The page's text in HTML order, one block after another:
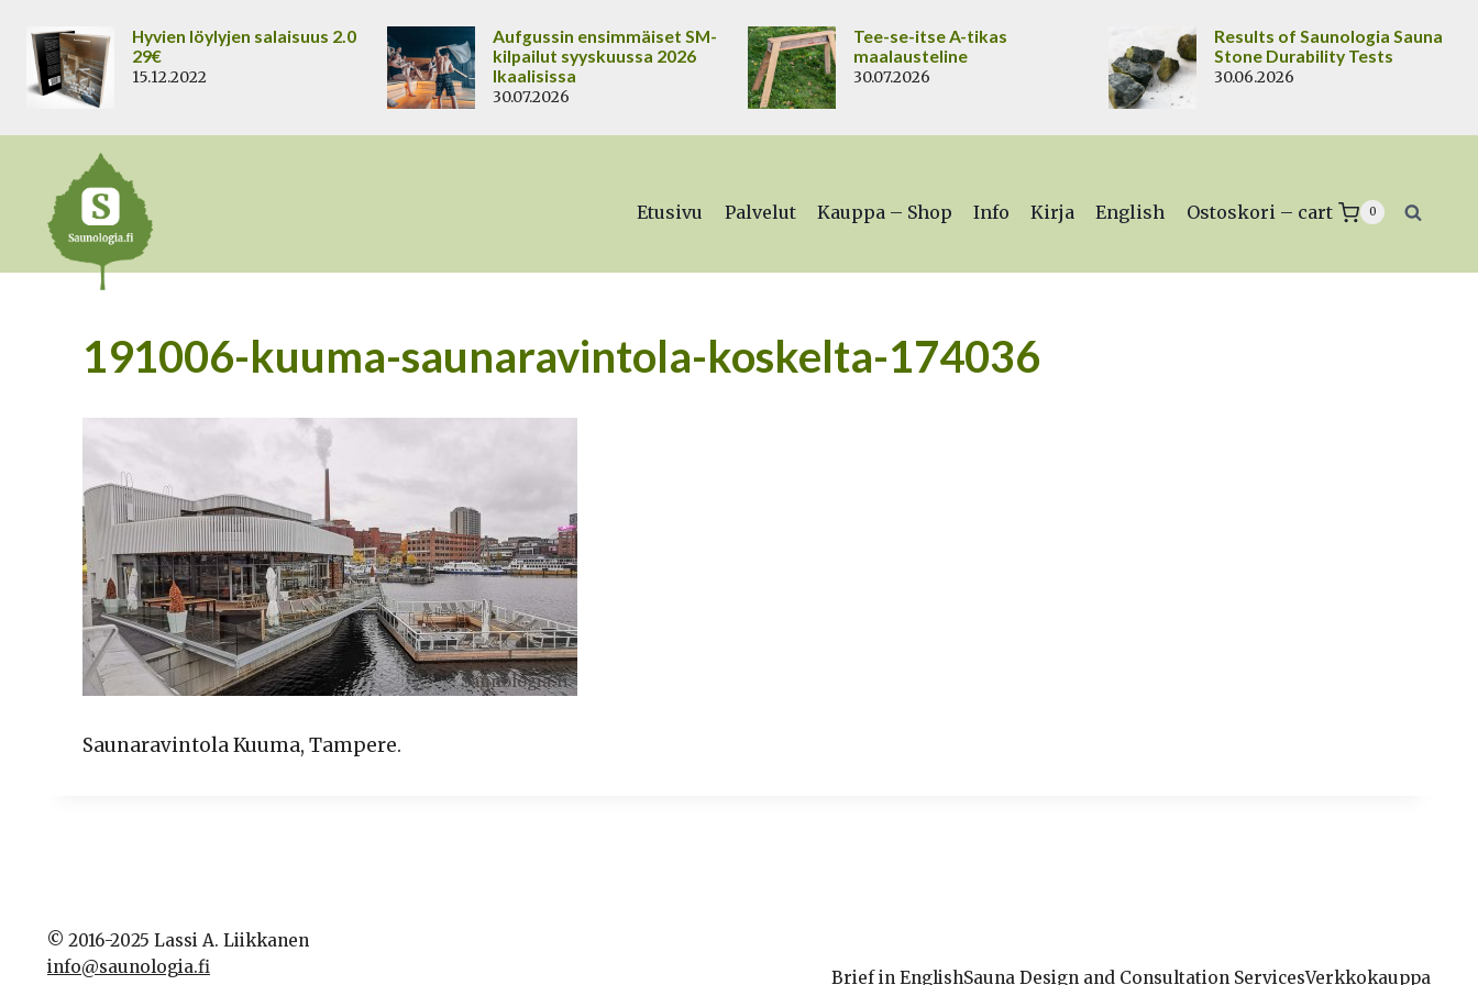
sisältöön
Hyvien löylyjen salaisuus 2.0
29€
15.12.2022
Aufgussin ensimmäiset SM-
kilpailut syyskuussa 2026
Ikaalisissa
30.07.2026
Tee-se-itse A-tikas
maalausteline
30.07.2026
Results of Saunologia Sauna
Stone Durability Tests
30.06.2026
Etusivu Palvelut Kauppa – Shop Info Kirja English Ostoskori – cart 0
191006-kuuma-saunaravintola-koskelta-174036
Saunaravintola Kuuma, Tampere.
© 2016-2025 Lassi A. Liikkanen
info@saunologia.fi
Brief in EnglishSauna Design and Consultation ServicesVerkkokauppa